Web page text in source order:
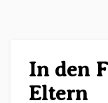
In den
Eltern